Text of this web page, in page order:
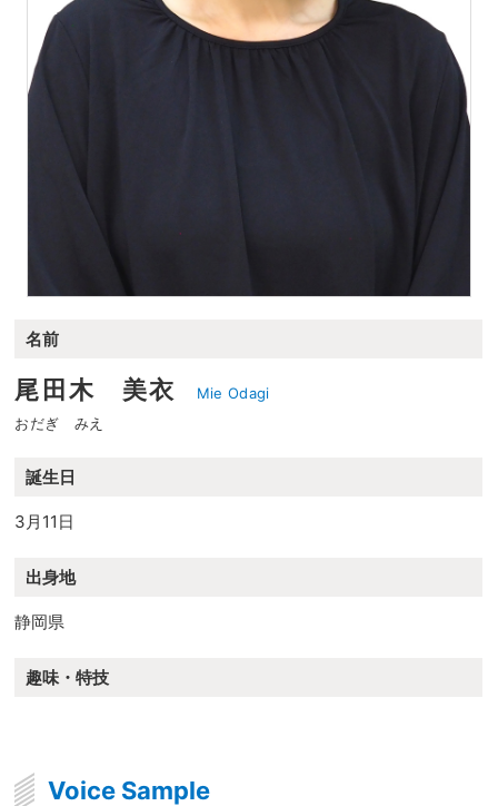
名前
尾田木 美衣
Mie Odagi
おだぎ みえ
誕生日
3月11日
出身地
静岡県
趣味・特技
Voice Sample